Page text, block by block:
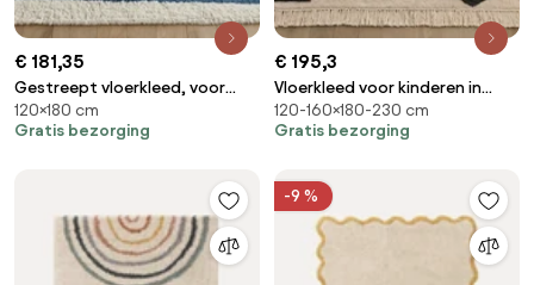
€ 181,35
Gestreept vloerkleed, voor
kinderen, in bio katoen, Strat
120×180 cm
Gratis bezorging
€ 195,3
Vloerkleed voor kinderen in
biologisch katoen, Ivica
120-160×180-230 cm
Gratis bezorging
-9 %